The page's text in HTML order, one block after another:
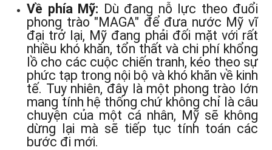
Về phía Mỹ: Dù đang nỗ lực theo đuổi
phong trào "MAGA" để đưa nước Mỹ vĩ
đại trở lại, Mỹ đang phải đối mặt với rất
nhiều khó khăn, tổn thất và chi phí khổng
lồ cho các cuộc chiến tranh, kéo theo sự
phức tạp trong nội bộ và khó khăn về kinh
tế. Tuy nhiên, đây là một phong trào lớn
mang tính hệ thống chứ không chỉ là câu
chuyện của một cá nhân, Mỹ sẽ không
dừng lại mà sẽ tiếp tục tính toán các
bước đi mới.